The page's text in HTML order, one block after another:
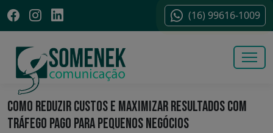
(16) 99616-1009
COMO REDUZIR CUSTOS E MAXIMIZAR RESULTADOS COM
TRÁFEGO PAGO PARA PEQUENOS NEGÓCIOS